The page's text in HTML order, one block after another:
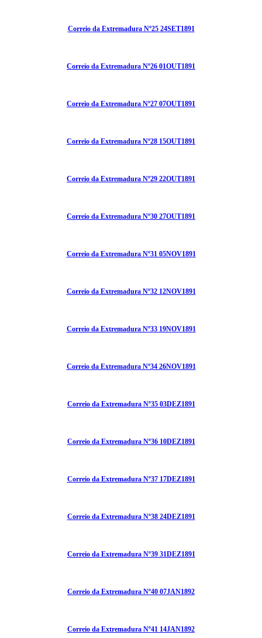
Correio da Extremadura Nº25 24SET1891
Correio da Extremadura Nº26 01OUT1891
Correio da Extremadura Nº27 07OUT1891
Correio da Extremadura Nº28 15OUT1891
Correio da Extremadura Nº29 22OUT1891
Correio da Extremadura Nº30 27OUT1891
Correio da Extremadura Nº31 05NOV1891
Correio da Extremadura Nº32 12NOV1891
Correio da Extremadura Nº33 19NOV1891
Correio da Extremadura Nº34 26NOV1891
Correio da Extremadura Nº35 03DEZ1891
Correio da Extremadura Nº36 10DEZ1891
Correio da Extremadura Nº37 17DEZ1891
Correio da Extremadura Nº38 24DEZ1891
Correio da Extremadura Nº39 31DEZ1891
Correio da Extremadura Nº40 07JAN1892
Correio da Extremadura Nº41 14JAN1892